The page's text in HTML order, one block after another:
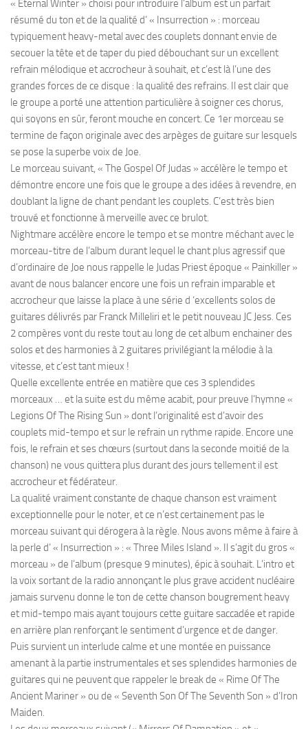
« Eternal Winter » choisi pour introduire l’album est un parfait
résumé du ton et de la qualité d’ « Insurrection » : morceau
typiquement heavy-metal avec des couplets donnant envie de
secouer la tête et de taper du pied débouchant sur un excellent
refrain mélodique et accrocheur à souhait, et c’est là l’une des
grandes forces de ce disque : la qualité des refrains. Il est clair que
le groupe a porté une attention particulière à soigner ces chorus,
qui soyons en sûr, feront mouche en concert. Ce 1er morceau se
termine de façon originale avec des arpèges de guitare sur lesquels
se pose la superbe voix de Joe.
Le morceau suivant, « The Gospel Of Judas » accélère le tempo et
démontre encore une fois que le groupe a des idées à revendre, en
doublant la ligne de chant pendant les couplets. C’est très bien
trouvé et fonctionne à merveille avec ce brulot.
Nightmare accélère encore le tempo et se montre méchant avec le
morceau-titre de l’album durant lequel le chant plus agressif que
d’ordinaire de Joe nous rappelle le Judas Priest époque « Painkiller »
avant de nous balancer encore une fois un refrain imparable et
accrocheur que laisse la place à une série d ‘excellents solos de
guitares délivrés par Franck Milleliri et le petit nouveau JC Jess. Ces
2 compères vont du reste tout au long de cet album enchainer des
solos et des harmonies à 2 guitares privilégiant la mélodie à la
vitesse, et c’est tant mieux !
Quelle excellente entrée en matière que ces 3 splendides
morceaux … et la suite est du même acabit, pour preuve l’hymne «
Legions Of The Rising Sun » dont l’originalité est d’avoir des
couplets mid-tempo et sur le refrain un rythme rapide. Encore une
fois, le refrain et ses chœurs (surtout dans la seconde moitié de la
chanson) ne vous quittera plus durant des jours tellement il est
accrocheur et fédérateur.
La qualité vraiment constante de chaque chanson est vraiment
exceptionnelle pour le noter, et ce n’est certainement pas le
morceau suivant qui dérogera à la règle. Nous avons même à faire à
la perle d’ « Insurrection » : « Three Miles Island ». Il s’agit du gros «
morceau » de l’album (presque 9 minutes), épic à souhait. L’intro et
la voix sortant de la radio annonçant le plus grave accident nucléaire
jamais survenu donne le ton de cette chanson bougrement heavy
et mid-tempo mais ayant toujours cette guitare saccadée et rapide
en arrière plan renforçant le sentiment d’urgence et de danger.
Puis survient un interlude calme et une montée en puissance
amenant à la partie instrumentales et ses splendides harmonies de
guitares qui ne peuvent que rappeler le break de « Rime Of The
Ancient Mariner » ou de « Seventh Son Of The Seventh Son » d’Iron
Maiden.